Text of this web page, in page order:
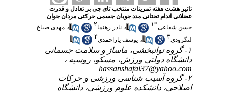
تاثیر هشت هفته تمرینات منتخب تای چی بر تعادل و قدرت
عضلانی اندام تحتانی مدد جویان جسمی حرکتی مردان جوان
حسن شفاعی*۱ ، نادر رهنما۲ ، مهدی صباغ
لنگرودی۳ ، یوسف یاراحمدی۴
۱- گروه توانبخشی، ماساژ و سلامت جسمانی
دانشگاه دولتی ورزش، مسکو، روسیه ،
hassanshafai37@yahoo.com
۲- گروه آسیب شناسی ورزشی و حرکات
اصلاحی، دانشکده علوم ورزشی، دانشگاه